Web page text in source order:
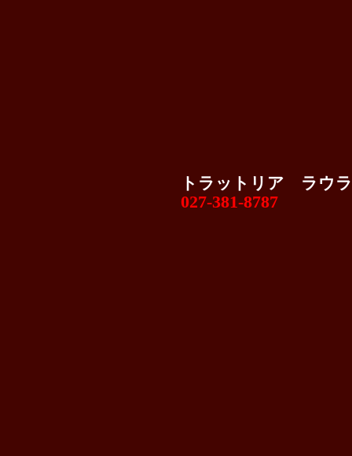
トラットリア ラウ
027-381-8787